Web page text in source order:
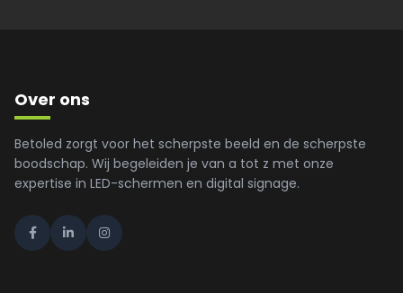
Over ons
Betoled zorgt voor het scherpste beeld en de scherpste
boodschap. Wij begeleiden je van a tot z met onze
expertise in LED-schermen en digital signage.